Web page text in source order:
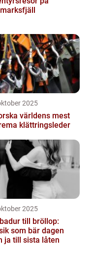
2025
världens mest
klättringsleder
2025
till bröllop:
som bär dagen
ja till sista låten